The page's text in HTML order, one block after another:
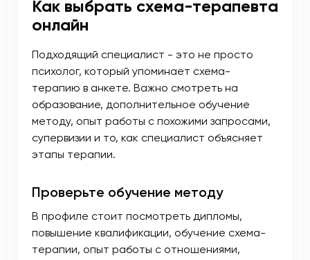
Как выбрать схема-терапевта
онлайн
Подходящий специалист - это не просто
психолог, который упоминает схема-
терапию в анкете. Важно смотреть на
образование, дополнительное обучение
методу, опыт работы с похожими запросами,
супервизии и то, как специалист объясняет
этапы терапии.
Проверьте обучение методу
В профиле стоит посмотреть дипломы,
повышение квалификации, обучение схема-
терапии, опыт работы с отношениями,